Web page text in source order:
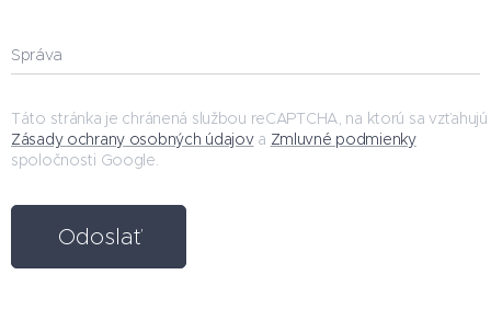
Správa
Táto stránka je chránená službou reCAPTCHA, na ktorú sa vzťahujú
Zásady ochrany osobných údajova Zmluvné podmienky
spoločnosti Google.
Odoslať